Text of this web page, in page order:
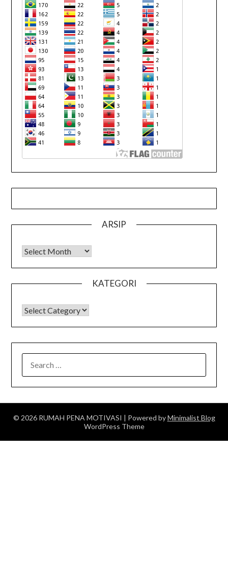
ARSIP
Arsip
KATEGORI
KATEGORI
FOR:
© 2026 RUMAH PENA MOTIVASI | Powered byMinimalist Blog
WordPress Theme